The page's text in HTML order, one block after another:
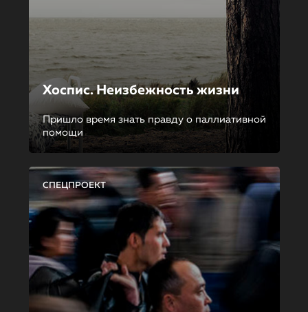
Хоспис. Неизбежность жизни
Пришло время знать правду о паллиативной
помощи
СПЕЦПРОЕКТ